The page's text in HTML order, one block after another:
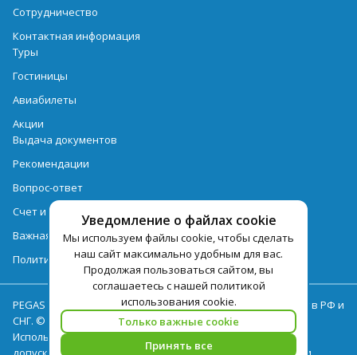
Уведомление о файлах cookie
Мы используем файлы cookie, чтобы сделать
наш сайт максимально удобным для вас.
Продолжая пользоваться сайтом, вы
соглашаетесь с нашей политикой
использования cookie.
Только важные cookie
Принять все
Сотрудничество
Контактная информация
Туры
Гостиницы
Авиабилеты
Акции
Выдача документов
Рекомендации
Вопрос-ответ
Счет и оплата
Важная информация по турпродукту
Политика обработки персональных данных
PEGAS Touristik — ведущий оператор туристических услуг в РФ и
СНГ. © 2026
Использование текстов и фотографий с сайта pegast.ru